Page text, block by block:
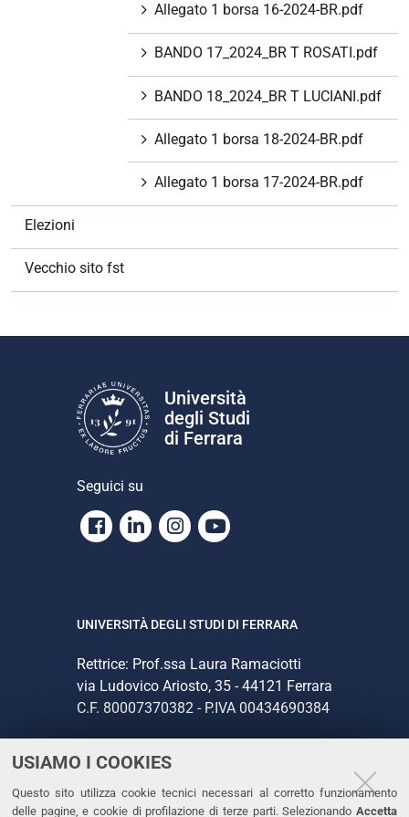
USIAMO I COOKIES
Questo sito utilizza cookie tecnici necessari al corretto funzionamento
delle pagine, e cookie di profilazione di terze parti. Selezionando Accetta
Allegato 1 borsa 16-2024-BR.pdf
BANDO 17_2024_BR T ROSATI.pdf
BANDO 18_2024_BR T LUCIANI.pdf
Allegato 1 borsa 18-2024-BR.pdf
Allegato 1 borsa 17-2024-BR.pdf
Elezioni
Vecchio sito fst
Università
degli Studi
di Ferrara
Seguici su
Facebook
LinkedinInstagram
Youtube
UNIVERSITÀ DEGLI STUDI DI FERRARA
Rettrice: Prof.ssa Laura Ramaciotti
via Ludovico Ariosto, 35 - 44121 Ferrara
C.F. 80007370382 - P.IVA 00434690384
CONTATTI
Tel. +39 0532 293111